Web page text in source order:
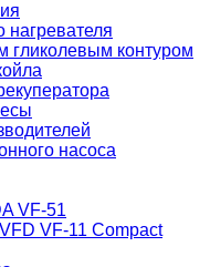
гликолевым контуром
насоса
VF-51
VF-11 Compact